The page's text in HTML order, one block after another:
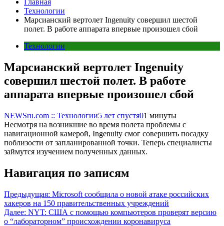
Главная
Технологии
Марсианский вертолет Ingenuity совершил шестой
полет. В работе аппарата впервые произошел сбой
Технологии
Марсианский вертолет Ingenuity
совершил шестой полет. В работе
аппарата впервые произошел сбой
NEWSru.com :: Технологии5 лет спустя01 минуты
Несмотря на возникшие во время полета проблемы с
навигационной камерой, Ingenuity смог совершить посадку
поблизости от запланированной точки. Теперь специалисты
займутся изучением полученных данных.
Навигация по записям
Предыдущая: Microsoft сообщила о новой атаке российских
хакеров на 150 правительственных учреждений
Далее: NYT: США с помощью компьютеров проверят версию
о “лабораторном” происхождении коронавируса